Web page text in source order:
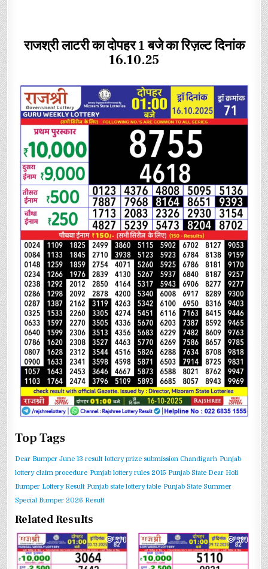
राजश्री लाटरी का दोपहर 1 बजे का रिज़ल्ट दिनांक
16.10.25
Top Tags
Dear Bumper June 13 result lottery prize submission Chandigarh Punjab
lottery claim procedure Punjab lottery rules 2015 Punjab State Dear Holi
Bumper Lottery Result Punjab state lottery table Punjab State Summer
Special Bumper 2026 Result
Related Results
0 370 0 380